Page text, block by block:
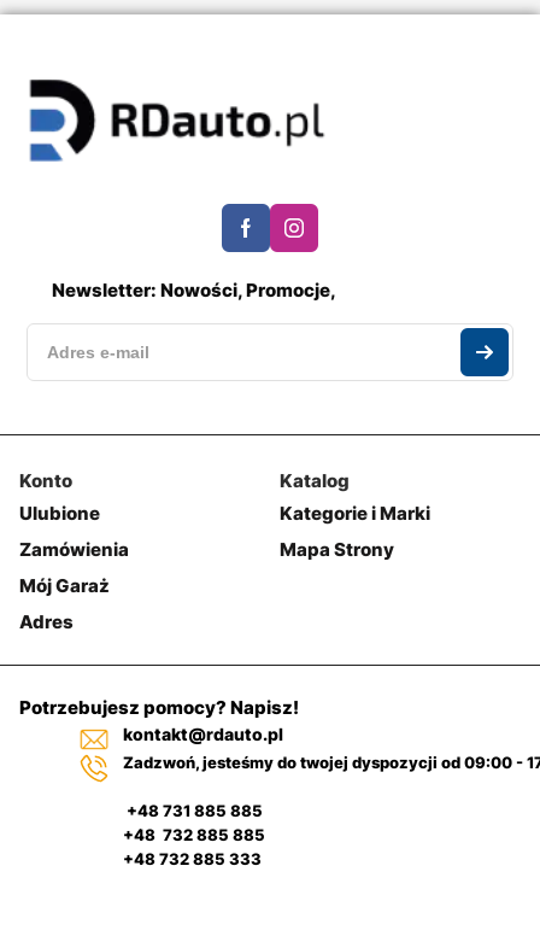
Newsletter: Nowości, Promocje,
Konto
Ulubione
Zamówienia
Mój Garaż
Adres
Katalog
Kategorie i Marki
Mapa Strony
Potrzebujesz pomocy? Napisz!
kontakt@rdauto.pl
Zadzwoń, jesteśmy do twojej dyspozycji od 09:00 -
+48 731 885 885
+48 732 885 885
+48 732 885 333